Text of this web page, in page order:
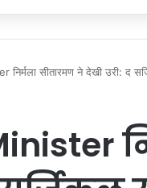
सीतारमण ने देखी उरी: द